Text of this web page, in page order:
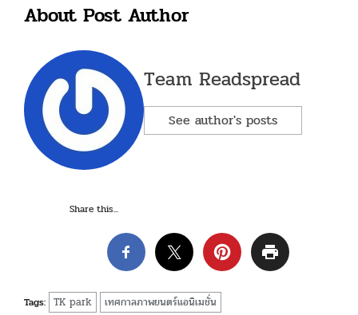
About Post Author
Team Readspread
See author's posts
Share this...
Tags: TK park เทศกาลภาพยนตร์แอนิเมชั่น